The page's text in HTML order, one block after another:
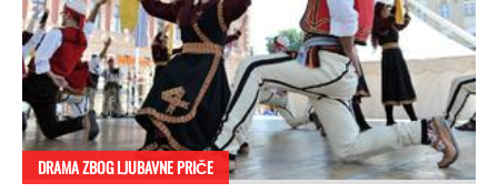
DRAMA ZBOG LJUBAVNE PRIČE